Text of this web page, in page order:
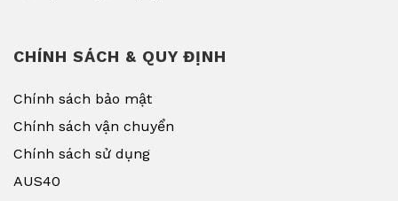
CHÍNH SÁCH & QUY ĐỊNH
Chính sách bảo mật
Chính sách vận chuyển
Chính sách sử dụng
AUS40